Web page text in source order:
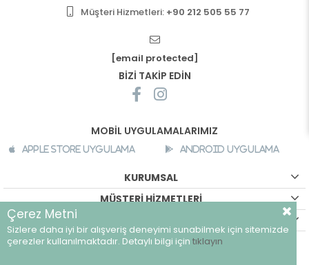
Müşteri Hizmetleri: +90 212 505 55 77
[email protected]
BİZİ TAKİP EDİN
MOBİL UYGULAMALARIMIZ
Apple Store Uygulama Android Uygulama
KURUMSAL
MÜŞTERİ HİZMETLERİ
©breeze.com.tr - Tüm hakları saklıdır.
Çerez Metni
Sizlere daha iyi bir alışveriş deneyimi sunabilmek için sitemizde
çerezler kullanılmaktadır. Detaylı bilgi için tıklayın